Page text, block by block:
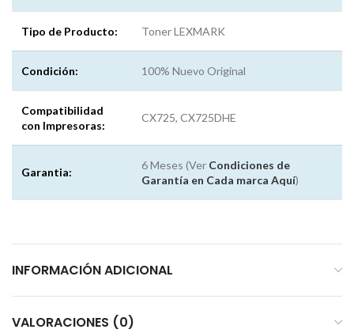
Tipo de Producto: Toner LEXMARK
Condición: 100% Nuevo Original
Compatibilidad
con Impresoras:
CX725, CX725DHE
Garantia:
6 Meses (Ver Condiciones de
Garantía en Cada marca Aquí)
INFORMACIÓN ADICIONAL
VALORACIONES (0)